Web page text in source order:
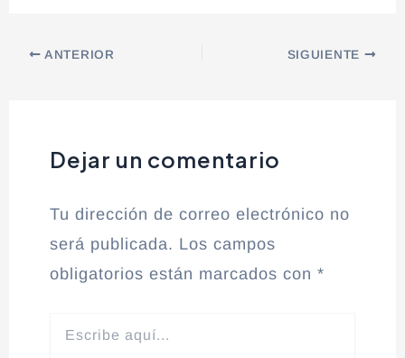
ANTERIOR SIGUIENTE
Dejar un comentario
Tu dirección de correo electrónico no
será publicada. Los campos
obligatorios están marcados con*
aquí...